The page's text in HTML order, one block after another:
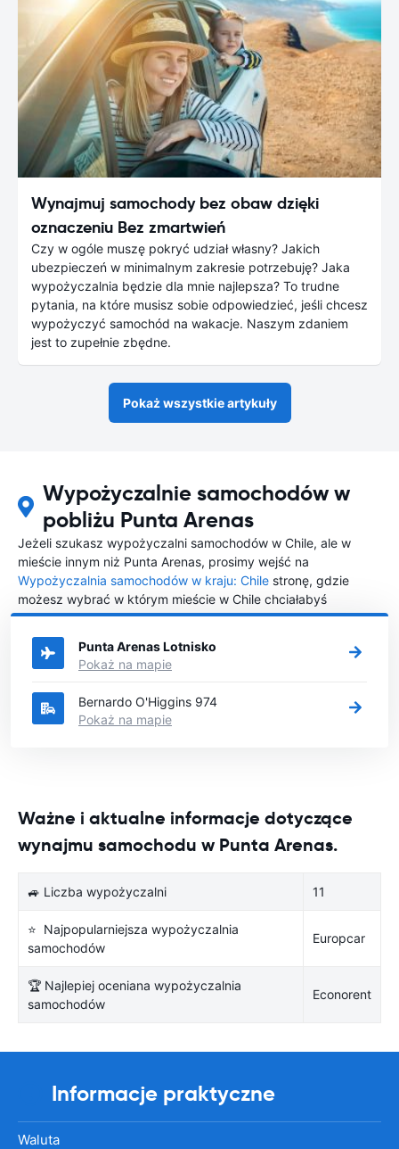
Wynajmuj samochody bez obaw dzięki
oznaczeniu Bez zmartwień
Czy w ogóle muszę pokryć udział własny? Jakich
ubezpieczeń w minimalnym zakresie potrzebuję? Jaka
wypożyczalnia będzie dla mnie najlepsza? To trudne
pytania, na które musisz sobie odpowiedzieć, jeśli chcesz
wypożyczyć samochód na wakacje. Naszym zdaniem
jest to zupełnie zbędne.
Pokaż wszystkie artykuły
Wypożyczalnie samochodów w
pobliżu Punta Arenas
Jeżeli szukasz wypożyczalni samochodów w Chile, ale w
mieście innym niż Punta Arenas, prosimy wejść na
Wypożyczalnia samochodów w kraju: Chile stronę, gdzie
możesz wybrać w którym mieście w Chile chciałabyś
wypożyczyć samochód.
Punta Arenas Lotnisko
Pokaż na mapie
Bernardo O'Higgins 974
Pokaż na mapie
Ważne i aktualne informacje dotyczące
wynajmu samochodu w Punta Arenas.
🚙 Liczba wypożyczalni 11
⭐ Najpopularniejsza wypożyczalnia
samochodów
Europcar
🏆 Najlepiej oceniana wypożyczalnia
samochodów
Econorent
Informacje praktyczne
Waluta